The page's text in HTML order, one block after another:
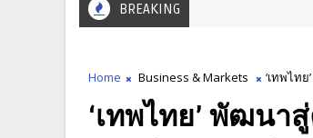
BREAKING
Home Business & Markets ‘เทพไท
‘เทพไทย’ พัฒนา